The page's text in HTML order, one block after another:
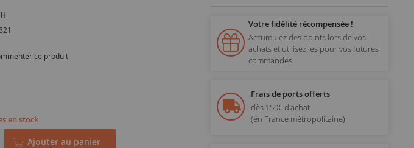
ce produit
en stock
Ajouter au panier
Votre fidélité récompensée !
Accumulez des points lors de vos
achats et utilisez les pour vos futures
commandes
Frais de ports offerts
dès 150€ d'achat
(en France métropolitaine)